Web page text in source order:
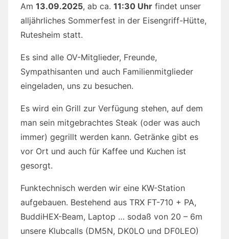
Am 13.09.2025, ab ca. 11:30 Uhr findet unser
alljährliches Sommerfest in der Eisengriff-Hütte,
Rutesheim statt.
Es sind alle OV-Mitglieder, Freunde,
Sympathisanten und auch Familienmitglieder
eingeladen, uns zu besuchen.
Es wird ein Grill zur Verfügung stehen, auf dem
man sein mitgebrachtes Steak (oder was auch
immer) gegrillt werden kann. Getränke gibt es
vor Ort und auch für Kaffee und Kuchen ist
gesorgt.
Funktechnisch werden wir eine KW-Station
aufgebauen. Bestehend aus TRX FT-710 + PA,
BuddiHEX-Beam, Laptop … sodaß von 20 – 6m
unsere Klubcalls (DM5N, DK0LO und DF0LEO)